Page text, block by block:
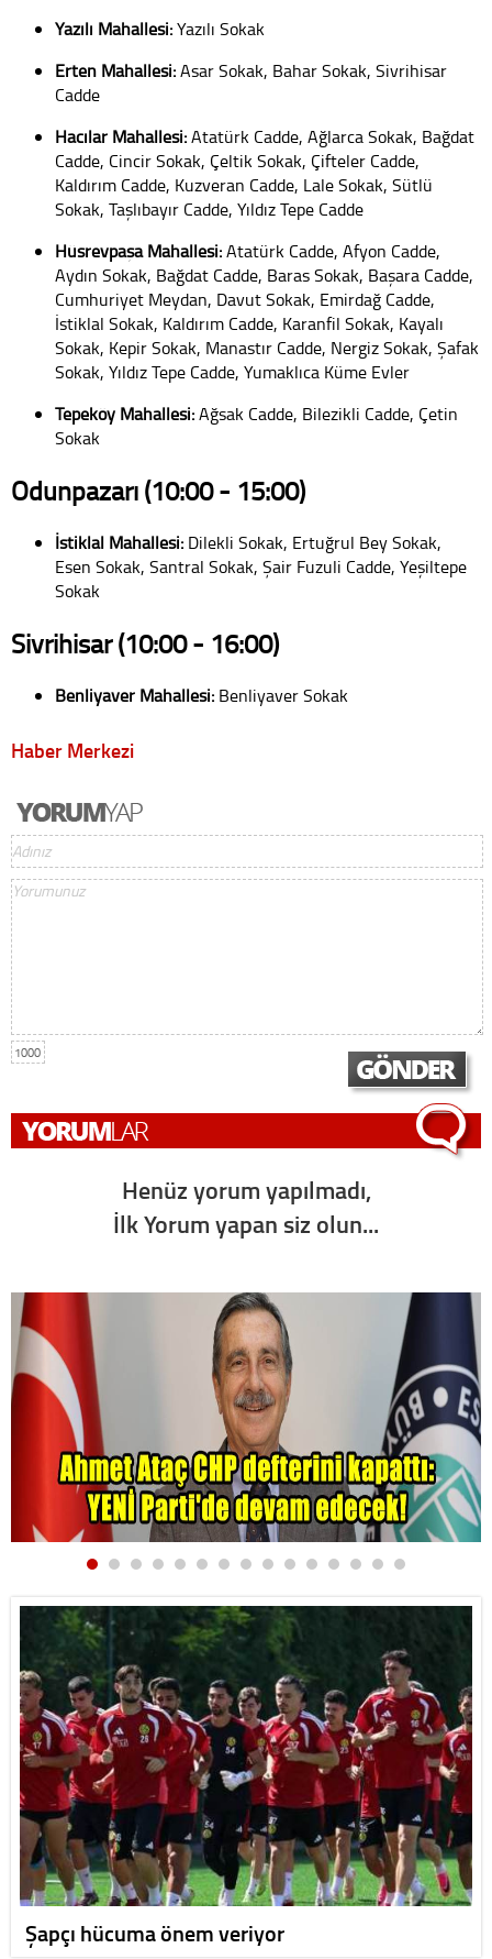
Yazılı Mahallesi:Yazılı Sokak
Erten Mahallesi:Asar Sokak, Bahar Sokak, Sivrihisar
Cadde
Hacılar Mahallesi:Atatürk Cadde, Ağlarca Sokak, Bağdat
Cadde, Cincir Sokak, Çeltik Sokak, Çifteler Cadde,
Kaldırım Cadde, Kuzveran Cadde, Lale Sokak, Sütlü
Sokak, Taşlıbayır Cadde, Yıldız Tepe Cadde
Hüsrevpaşa Mahallesi:Atatürk Cadde, Afyon Cadde,
Aydın Sokak, Bağdat Cadde, Baras Sokak, Başara Cadde,
Cumhuriyet Meydan, Davut Sokak, Emirdağ Cadde,
İstiklal Sokak, Kaldırım Cadde, Karanfil Sokak, Kayalı
Sokak, Kepir Sokak, Manastır Cadde, Nergiz Sokak, Şafak
Sokak, Yıldız Tepe Cadde, Yumaklıca Küme Evler
Tepeköy Mahallesi:Ağsak Cadde, Bilezikli Cadde, Çetin
Sokak
Odunpazarı (10:00 - 15:00)
İstiklal Mahallesi: Dilekli Sokak, Ertuğrul Bey Sokak,
Esen Sokak, Santral Sokak, Şair Fuzuli Cadde, Yeşiltepe
Sokak
Sivrihisar (10:00 - 16:00)
Benliyaver Mahallesi: Benliyaver Sokak
Haber Merkezi
1000
Henüz yorum yapılmadı,
İlk Yorum yapan siz olun...
Şapçı hücuma önem veriyor